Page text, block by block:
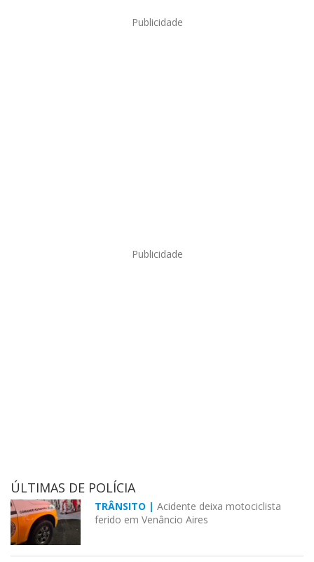
Publicidade
Publicidade
ÚLTIMAS DE POLÍCIA
TRÂNSITO | Acidente deixa motociclista
ferido em Venâncio Aires